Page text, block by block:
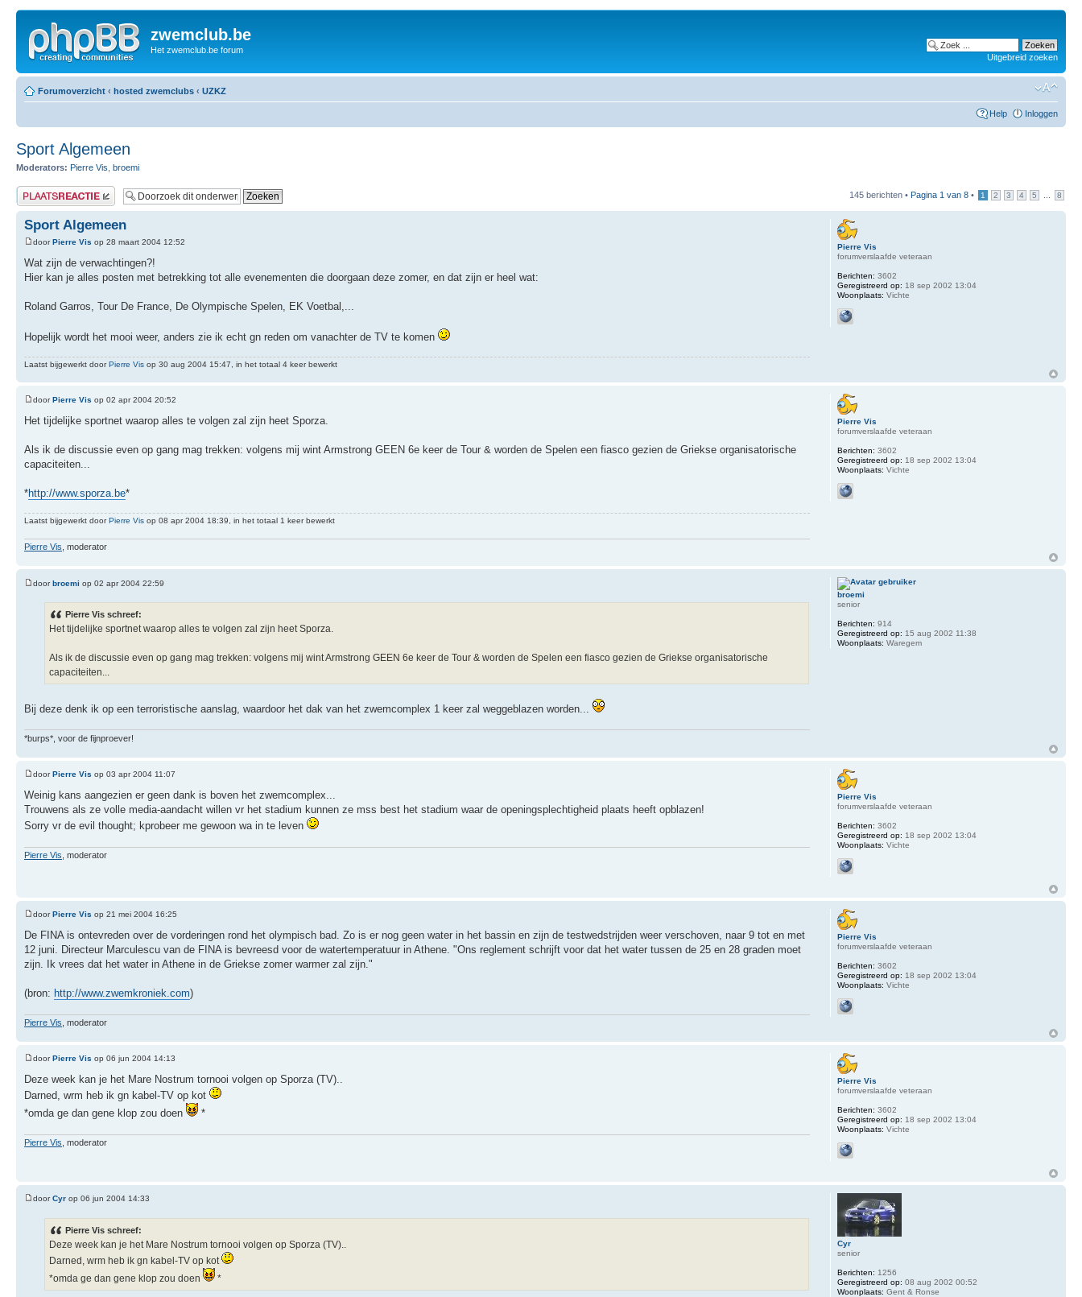
zwemclub.be
Het zwemclub.be forum
Uitgebreid zoeken
Forumoverzicht ‹ hosted zwemclubs ‹ UZKZ
Help Inloggen
Sport Algemeen
Moderators: Pierre Vis broemi
Plaats een reactie 145 berichten • Pagina 1 van 8 • 1 2 3 4 5 8
Sport Algemeen
doorPierre Vis op 28 maart 2004 12:52
Wat zijn de verwachtingen?!
Hier kan je alles posten met betrekking tot alle evenementen die doorgaan deze zomer, en dat zijn er heel wat:
Roland Garros, Tour De France, De Olympische Spelen, EK Voetbal,...
Hopelijk wordt het mooi weer, anders zie ik echt gn reden om vanachter de TV te komen
Laatst bijgewerkt doorPierre Vis op 30 aug 2004 15:47, in het totaal 4 keer bewerkt
Pierre Vis
forumverslaafde veteraan
Berichten: 3602
Geregistreerd op: 18 sep 2002 13:04
Woonplaats: Vichte
doorPierre Vis op 02 apr 2004 20:52
Het tijdelijke sportnet waarop alles te volgen zal zijn heet Sporza.
Als ik de discussie even op gang mag trekken: volgens mij wint Armstrong GEEN 6e keer de Tour & worden de Spelen een fiasco gezien de Griekse organisatorische
capaciteiten...
*http://www.sporza.be*
Laatst bijgewerkt doorPierre Vis op 08 apr 2004 18:39, in het totaal 1 keer bewerkt
Pierre Vis , moderator
Pierre Vis
forumverslaafde veteraan
Berichten: 3602
Geregistreerd op: 18 sep 2002 13:04
Woonplaats: Vichte
doorbroemi op 02 apr 2004 22:59
Pierre Vis schreef:
Het tijdelijke sportnet waarop alles te volgen zal zijn heet Sporza.
Als ik de discussie even op gang mag trekken: volgens mij wint Armstrong GEEN 6e keer de Tour & worden de Spelen een fiasco gezien de Griekse organisatorische
capaciteiten...
Bij deze denk ik op een terroristische aanslag, waardoor het dak van het zwemcomplex 1 keer zal weggeblazen worden...
*burps*, voor de fijnproever!
broemi
senior
Berichten: 914
Geregistreerd op: 15 aug 2002 11:38
Woonplaats: Waregem
doorPierre Vis op 03 apr 2004 11:07
Weinig kans aangezien er geen dank is boven het zwemcomplex...
Trouwens als ze volle media-aandacht willen vr het stadium kunnen ze mss best het stadium waar de openingsplechtigheid plaats heeft opblazen!
Sorry vr de evil thought; kprobeer me gewoon wa in te leven
Pierre Vis , moderator
Pierre Vis
forumverslaafde veteraan
Berichten: 3602
Geregistreerd op: 18 sep 2002 13:04
Woonplaats: Vichte
doorPierre Vis op 21 mei 2004 16:25
De FINA is ontevreden over de vorderingen rond het olympisch bad. Zo is er nog geen water in het bassin en zijn de testwedstrijden weer verschoven, naar 9 tot en met
12 juni. Directeur Marculescu van de FINA is bevreesd voor de watertemperatuur in Athene. "Ons reglement schrijft voor dat het water tussen de 25 en 28 graden moet
zijn. Ik vrees dat het water in Athene in de Griekse zomer warmer zal zijn."
(bron: http://www.zwemkroniek.com)
Pierre Vis , moderator
Pierre Vis
forumverslaafde veteraan
Berichten: 3602
Geregistreerd op: 18 sep 2002 13:04
Woonplaats: Vichte
doorPierre Vis op 06 jun 2004 14:13
Deze week kan je het Mare Nostrum tornooi volgen op Sporza (TV)..
Darned, wrm heb ik gn kabel-TV op kot
*omda ge dan gene klop zou doen
*
Pierre Vis , moderator
Pierre Vis
forumverslaafde veteraan
Berichten: 3602
Geregistreerd op: 18 sep 2002 13:04
Woonplaats: Vichte
doorCyr op 06 jun 2004 14:33
Pierre Vis schreef:
Deze week kan je het Mare Nostrum tornooi volgen op Sporza (TV)..
Darned, wrm heb ik gn kabel-TV op kot
*omda ge dan gene klop zou doen
*
Cyr
senior
Berichten: 1256
Geregistreerd op: 08 aug 2002 00:52
Woonplaats: Gent & Ronse